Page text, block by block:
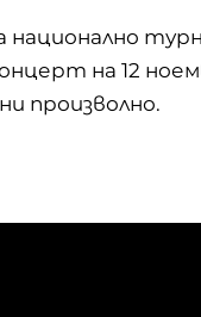
национално
на 12
произволно.